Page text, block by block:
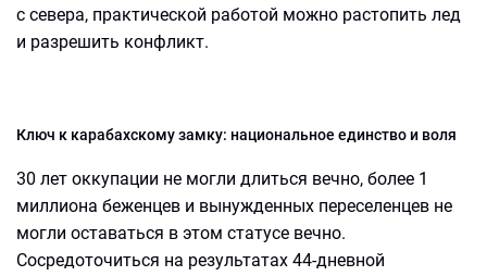
с севера, практической работой можно растопить лед
и разрешить конфликт.
Ключ к карабахскому замку: национальное единство и воля
30 лет оккупации не могли длиться вечно, более 1
миллиона беженцев и вынужденных переселенцев не
могли оставаться в этом статусе вечно.
Сосредоточиться на результатах 44-дневной